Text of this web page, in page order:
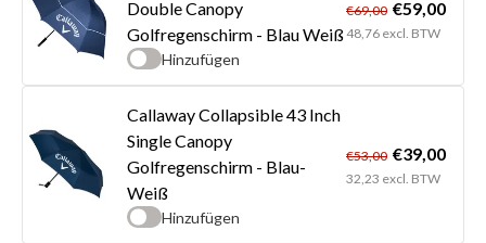
Double Canopy
Golfregenschirm - Blau Weiß
Hinzufügen
€69,00 €59,00
48,76 excl. BTW
Callaway Collapsible 43 Inch
Single Canopy
Golfregenschirm - Blau-
Weiß
Hinzufügen
€53,00 €39,00
32,23 excl. BTW